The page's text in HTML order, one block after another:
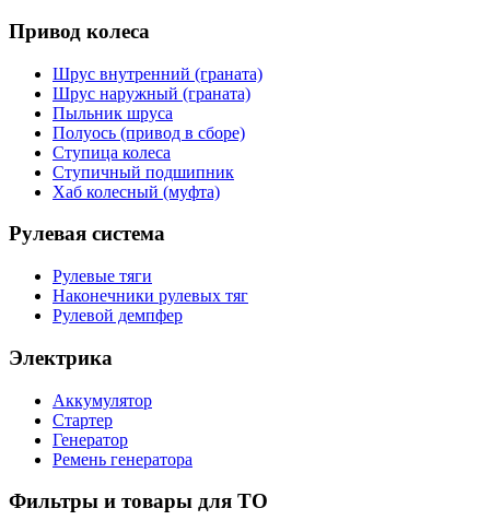
Привод колеса
Шрус внутренний (граната)
Шрус наружный (граната)
Пыльник шруса
Полуось (привод в сборе)
Ступица колеса
Ступичный подшипник
Хаб колесный (муфта)
Рулевая система
Рулевые тяги
Наконечники рулевых тяг
Рулевой демпфер
Электрика
Аккумулятор
Стартер
Генератор
Ремень генератора
Фильтры и товары для ТО